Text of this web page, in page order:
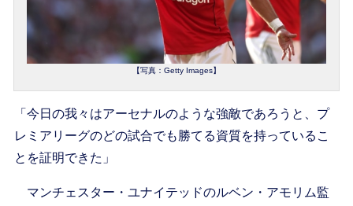
【写真：Getty Images】
「今日の我々はアーセナルのような強敵であろうと、プ
レミアリーグのどの試合でも勝てる資質を持っているこ
とを証明できた」
マンチェスター・ユナイテッドのルベン・アモリム監